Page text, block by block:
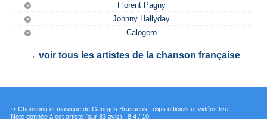
Florent Pagny
Johnny Hallyday
Calogero
→ voir tous les artistes de la chanson française
➙ Chansons et musique de Georges Brassens : clips officiels et vidéos live
Note donnée à cet artiste(sur 83avis) : 8,4/ 10